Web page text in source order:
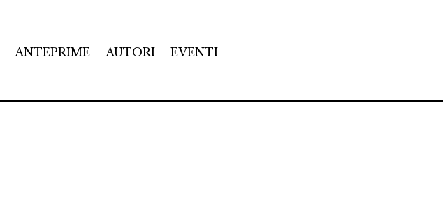
ANTEPRIME AUTORI EVENTI